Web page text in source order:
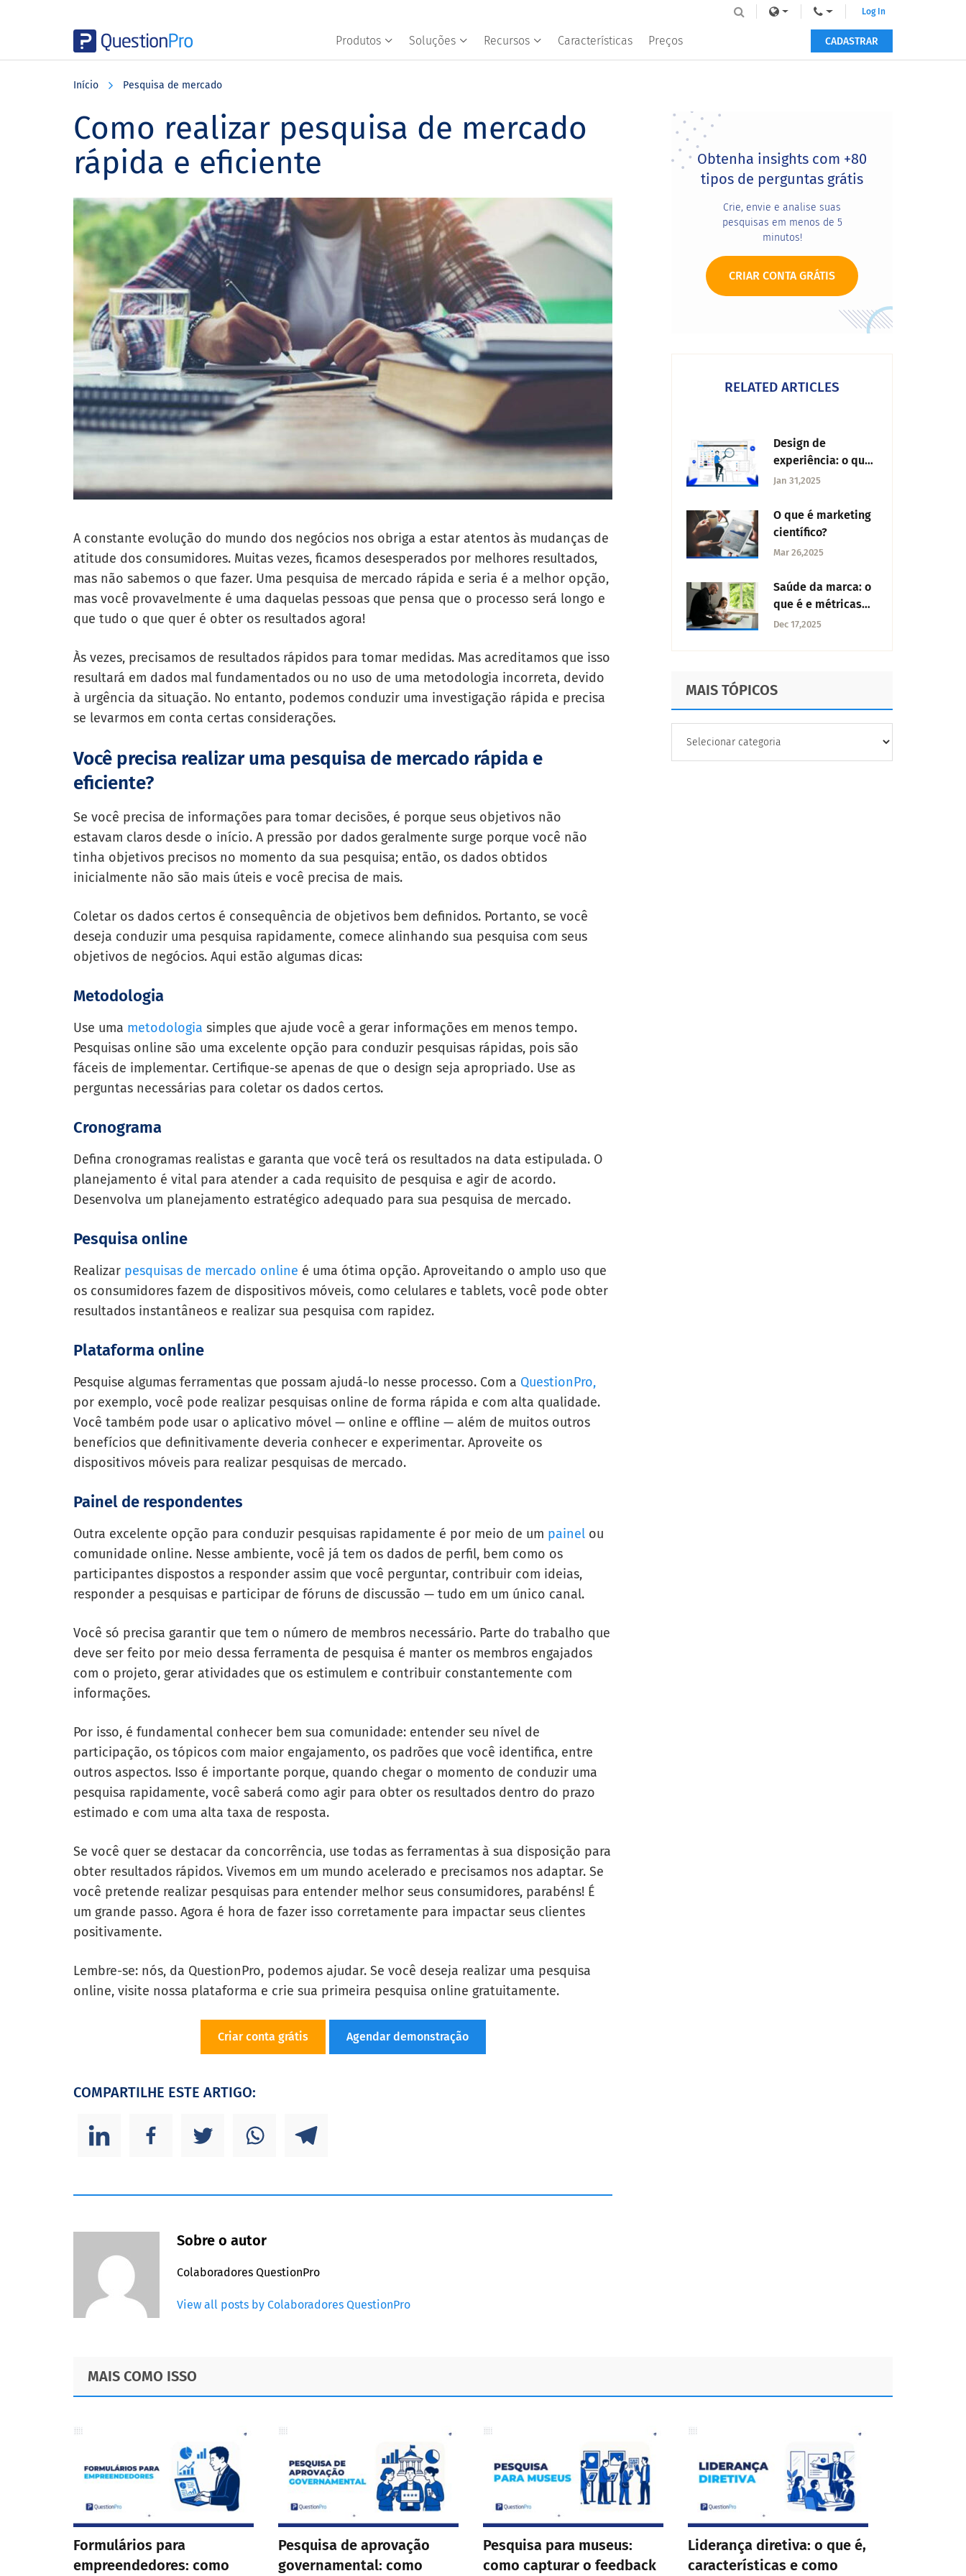
Produtos Soluções Recursos Características Preços
Log In
CADASTRAR
Início Pesquisa de mercado
Como realizar pesquisa de mercado
rápida e eficiente
A constante evolução do mundo dos negócios nos obriga a estar atentos às mudanças de
atitude dos consumidores. Muitas vezes, ficamos desesperados por melhores resultados,
mas não sabemos o que fazer. Uma pesquisa de mercado rápida e seria é a melhor opção,
mas você provavelmente é uma daquelas pessoas que pensa que o processo será longo e
que tudo o que quer é obter os resultados agora!
Às vezes, precisamos de resultados rápidos para tomar medidas. Mas acreditamos que isso
resultará em dados mal fundamentados ou no uso de uma metodologia incorreta, devido
à urgência da situação. No entanto, podemos conduzir uma investigação rápida e precisa
se levarmos em conta certas considerações.
Você precisa realizar uma pesquisa de mercado rápida e
eficiente?
Se você precisa de informações para tomar decisões, é porque seus objetivos não
estavam claros desde o início. A pressão por dados geralmente surge porque você não
tinha objetivos precisos no momento da sua pesquisa; então, os dados obtidos
inicialmente não são mais úteis e você precisa de mais.
Coletar os dados certos é consequência de objetivos bem definidos. Portanto, se você
deseja conduzir uma pesquisa rapidamente, comece alinhando sua pesquisa com seus
objetivos de negócios. Aqui estão algumas dicas:
Metodologia
Use uma metodologia simples que ajude você a gerar informações em menos tempo.
Pesquisas online são uma excelente opção para conduzir pesquisas rápidas, pois são
fáceis de implementar. Certifique-se apenas de que o design seja apropriado. Use as
perguntas necessárias para coletar os dados certos.
Cronograma
Defina cronogramas realistas e garanta que você terá os resultados na data estipulada. O
planejamento é vital para atender a cada requisito de pesquisa e agir de acordo.
Desenvolva um planejamento estratégico adequado para sua pesquisa de mercado.
Pesquisa online
Realizar pesquisas de mercado online é uma ótima opção. Aproveitando o amplo uso que
os consumidores fazem de dispositivos móveis, como celulares e tablets, você pode obter
resultados instantâneos e realizar sua pesquisa com rapidez.
Plataforma online
Pesquise algumas ferramentas que possam ajudá-lo nesse processo. Com a QuestionPro,
por exemplo, você pode realizar pesquisas online de forma rápida e com alta qualidade.
Você também pode usar o aplicativo móvel — online e offline — além de muitos outros
benefícios que definitivamente deveria conhecer e experimentar. Aproveite os
dispositivos móveis para realizar pesquisas de mercado.
Painel de respondentes
Outra excelente opção para conduzir pesquisas rapidamente é por meio de um painel ou
comunidade online. Nesse ambiente, você já tem os dados de perfil, bem como os
participantes dispostos a responder assim que você perguntar, contribuir com ideias,
responder a pesquisas e participar de fóruns de discussão — tudo em um único canal.
Você só precisa garantir que tem o número de membros necessário. Parte do trabalho que
deve ser feito por meio dessa ferramenta de pesquisa é manter os membros engajados
com o projeto, gerar atividades que os estimulem e contribuir constantemente com
informações.
Por isso, é fundamental conhecer bem sua comunidade: entender seu nível de
participação, os tópicos com maior engajamento, os padrões que você identifica, entre
outros aspectos. Isso é importante porque, quando chegar o momento de conduzir uma
pesquisa rapidamente, você saberá como agir para obter os resultados dentro do prazo
estimado e com uma alta taxa de resposta.
Se você quer se destacar da concorrência, use todas as ferramentas à sua disposição para
obter resultados rápidos. Vivemos em um mundo acelerado e precisamos nos adaptar. Se
você pretende realizar pesquisas para entender melhor seus consumidores, parabéns! É
um grande passo. Agora é hora de fazer isso corretamente para impactar seus clientes
positivamente.
Lembre-se: nós, da QuestionPro, podemos ajudar. Se você deseja realizar uma pesquisa
online, visite nossa plataforma e crie sua primeira pesquisa online gratuitamente.
Criar conta grátis Agendar demonstração
COMPARTILHE ESTE ARTIGO:
Sobre o autor
Colaboradores QuestionPro
View all posts by Colaboradores QuestionPro
Primary
Sidebar
Obtenha insights com +80
tipos de perguntas grátis
Crie, envie e analise suas
pesquisas em menos de 5
minutos!
CRIAR CONTA GRÁTIS
RELATED ARTICLES
Design de
experiência: o que
e importância
Jan 31,2025
O que é marketing
científico?
Mar 26,2025
Saúde da marca: o
que é e métricas
para medir
Dec 17,2025
MAIS TÓPICOS
TÓPICOS
MAIS COMO ISSO
Formulários para
empreendedores: como
Pesquisa de aprovação
governamental: como
Pesquisa para museus:
como capturar o feedback
Liderança diretiva: o que é,
características e como